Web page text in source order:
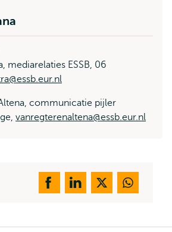
mediarelaties ESSB, 06
communicatie pijler
vanregterenaltena@essb.eur.nl